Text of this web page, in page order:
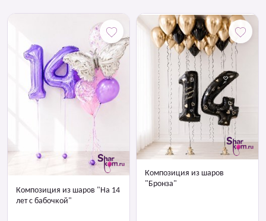
Композиция из шаров "На 14
лет с бабочкой"
Композиция из шаров
"Бронза"